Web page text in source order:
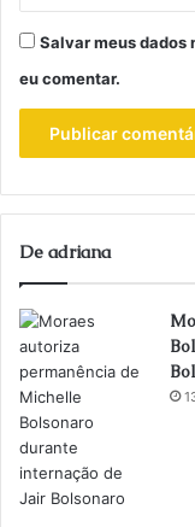
Salvar meus dados
eu comentar.
De adriana